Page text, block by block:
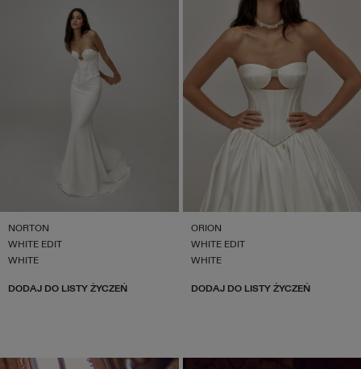
NORTON
WHITE EDIT
WHITE
DODAJ DO LISTY ŻYCZEŃ
ORION
WHITE EDIT
WHITE
DODAJ DO LISTY ŻYCZEŃ